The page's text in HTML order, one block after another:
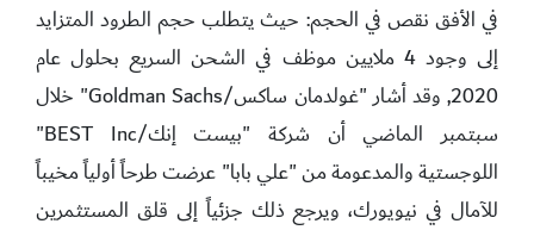
في الأفق نقص في الحجم: حيث يتطلب حجم الطرود المتزايد
إلى وجود 4 ملايين موظف في الشحن السريع بحلول عام
2020, وقد أشار "غولدمان ساكس/Goldman Sachs" خلال
سبتمبر الماضي أن شركة "بيست إنك/BEST Inc"
اللوجستية والمدعومة من "علي بابا" عرضت طرحاً أولياً مخيباً
للآمال في نيويورك، ويرجع ذلك جزئياً إلى قلق المستثمرين